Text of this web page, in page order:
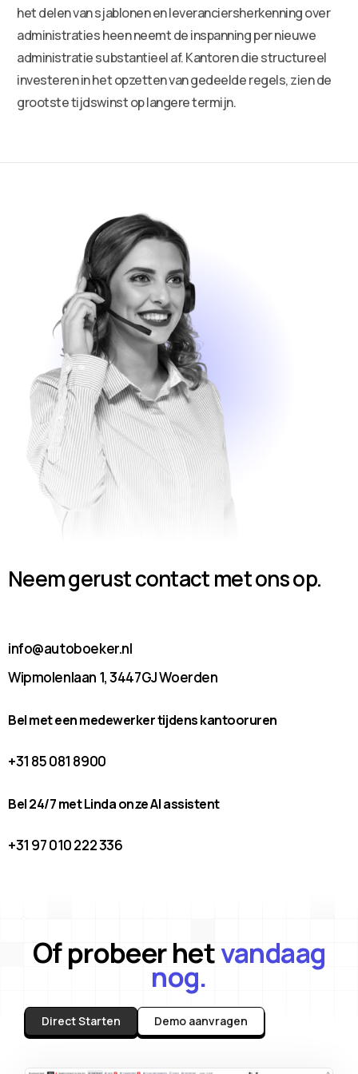
het delen van sjablonen en leveranciersherkenning over
administraties heen neemt de inspanning per nieuwe
administratie substantieel af. Kantoren die structureel
investeren in het opzetten van gedeelde regels, zien de
grootste tijdswinst op langere termijn.
Neem gerust contact met ons op.
info@autoboeker.nl
Wipmolenlaan 1, 3447GJ Woerden
Bel met een medewerker tijdens kantooruren
+31 85 081 8900
Bel 24/7 met Linda onze AI assistent
+31 97 010 222 336
Of probeer hetvandaag
nog.
Direct Starten Demo aanvragen